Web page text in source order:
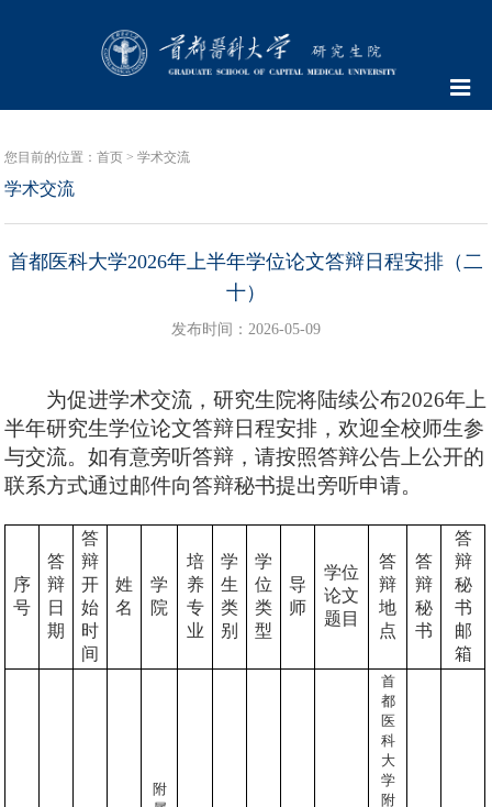
您目前的位置：首页 >学术交流
学术交流
首都医科大学2026年上半年学位论文答辩日程安排（二
十）
发布时间：2026-05-09
为促进学术交流，研究生院将陆续公布2026年上
半年研究生学位论文答辩日程安排，欢迎全校师生参
与交流。如有意旁听答辩，请按照答辩公告上公开的
联系方式通过邮件向答辩秘书提出旁听申请。
序
号
答
辩
日
期
答
辩
开
始
时
间
姓
名
学
院
培
养
专
业
学
生
类
别
学
位
类
型
导
师
学位
论文
题目
答
辩
地
点
答
辩
秘
书
答
辩
秘
书
邮
箱
附
首
都
医
科
大
学
附